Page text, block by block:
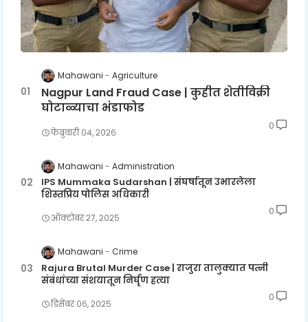
Mahawani Agriculture
Nagpur Land Fraud Case | कुहीत शेतीविक्री
घोटाळ्याचा भंडाफोड
फेब्रुवारी ०४, २०२६
0
Mahawani Administration
IPS Mummaka Sudarshan | संघर्षातून उभारलेला
शिस्तप्रिय पोलिस अधिकारी
ऑक्टोबर २७, २०२५
0
Mahawani Crime
Rajura Brutal Murder Case | राजुरा तालुक्यात पत्नी
संबंधांच्या संशयातून निर्घृण हत्या
डिसेंबर ०६, २०२५
0